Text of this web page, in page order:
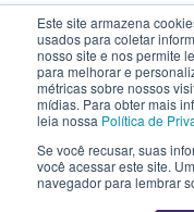
Este site armazena
usados para coletar
nosso site e nos permite
para melhorar e
métricas sobre nossos
mídias. Para obter mais
leia nossa Política de
Se você recusar, suas
você acessar este site.
navegador para lembrar
Venda e
Contato
(11)